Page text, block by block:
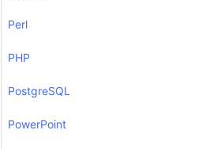
Perl
PHP
PostgreSQL
PowerPoint